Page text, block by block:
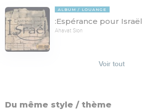
ALBUM LOUANGE
:Espérance pour
Ahavat Sion
Voir tout
Du même style / thème